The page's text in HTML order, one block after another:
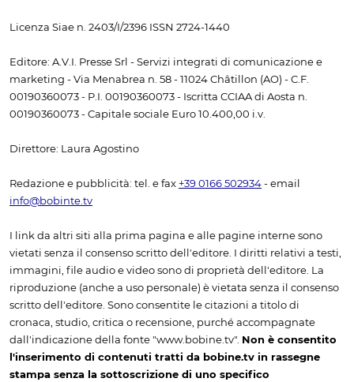
Licenza Siae n. 2403/I/2396 ISSN 2724-1440
Editore: A.V.I. Presse Srl - Servizi integrati di comunicazione e
marketing - Via Menabrea n. 58 - 11024 Châtillon (AO) - C.F.
00190360073 - P.I. 00190360073 - Iscritta CCIAA di Aosta n.
00190360073 - Capitale sociale Euro 10.400,00 i.v.
Direttore: Laura Agostino
Redazione e pubblicità: tel. e fax +39 0166 502934 - email
info@bobinte.tv
I link da altri siti alla prima pagina e alle pagine interne sono
vietati senza il consenso scritto dell'editore. I diritti relativi a testi,
immagini, file audio e video sono di proprietà dell'editore. La
riproduzione (anche a uso personale) è vietata senza il consenso
scritto dell'editore. Sono consentite le citazioni a titolo di
cronaca, studio, critica o recensione, purché accompagnate
dall'indicazione della fonte "www.bobine.tv". Non è consentito
l'inserimento di contenuti tratti da bobine.tv in rassegne
stampa senza la sottoscrizione di uno specifico